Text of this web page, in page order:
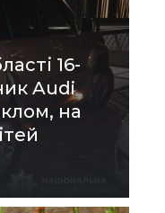
16-
Audi
на